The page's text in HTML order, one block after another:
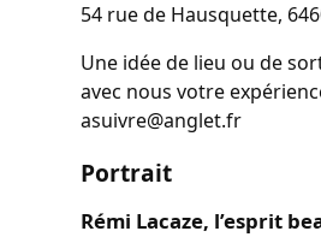
54 rue de Hausquette,
Une idée de lieu ou de
avec nous votre
asuivre@anglet.fr
Portrait
Rémi Lacaze, l’esprit